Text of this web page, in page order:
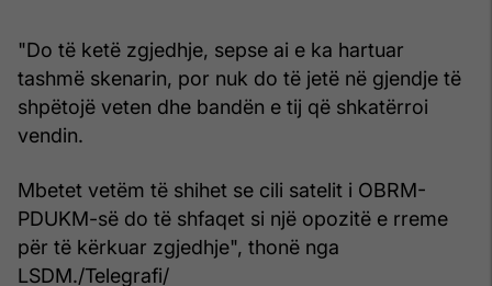
"Do të ketë zgjedhje, sepse ai e ka hartuar
tashmë skenarin, por nuk do të jetë në gjendje të
shpëtojë veten dhe bandën e tij që shkatërroi
vendin.
Mbetet vetëm të shihet se cili satelit i OBRM-
PDUKM-së do të shfaqet si një opozitë e rreme
për të kërkuar zgjedhje", thonë nga
LSDM./Telegrafi/